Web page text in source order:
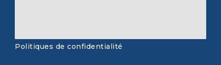
Politiques de confidentialité